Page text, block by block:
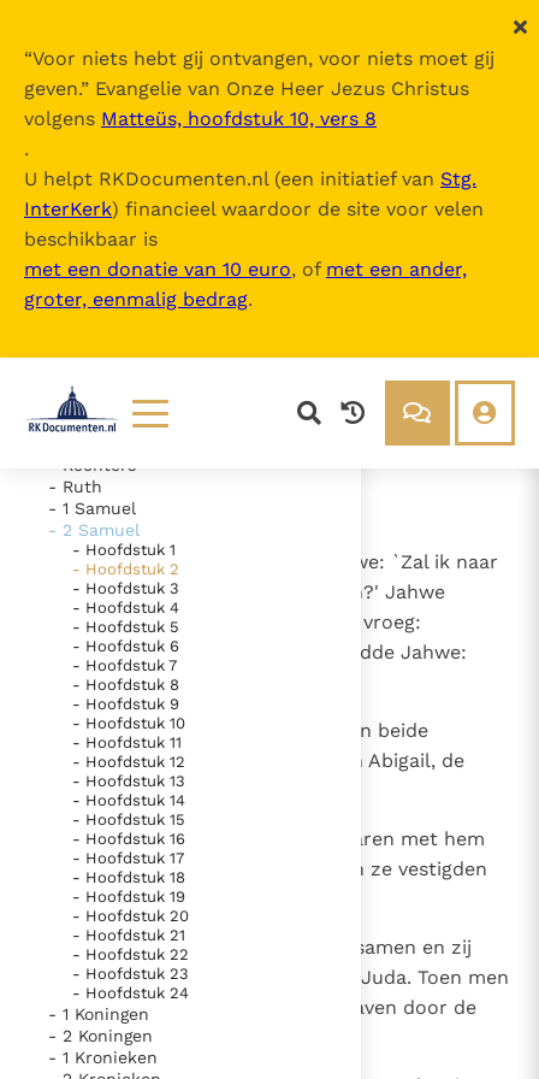
“Voor niets hebt gij ontvangen, voor niets moet gij
geven.” Evangelie van Onze Heer Jezus Christus
volgens Matteüs, hoofdstuk 10, vers 8
.
U helpt RKDocumenten.nl (een initiatief van Stg.
InterKerk) financieel waardoor de site voor velen
beschikbaar is
met een donatie van 10 euro, of met een ander,
groter, eenmalig bedrag.
Lezen
Documenten
Bijbel
Thema’s
Berichten
Denzinger
Over ons
Gebruiksvoorwaarden
Nieuwste Documenten
5. Het gebed van de Kerk
In Christus wordt onze honger vervuld
Leer de kostbare parel van Gods koninkrijk te
herkennen
Gods Koninkrijk groeit stilletjes door liefde, niet door
dwang
De mystiek. De mystieke verschijnselen en de
heiligheid
Berichten
Het Vaticaan publiceert een nieuwe Latijnse uitgave
van het Romeins martyrologium
Vaticaanse financiële waakhond verliest autonomie
Paus spreekt het Wereldvoedselprogramma toe
De Bijbel
Inhoudsopgave
uitklappen
- Oude Testament
- Exodus
- Numeri
- Deuteronomium
- Rechters
- Ruth
- 1 Samuel
- 2 Samuel
- Hoofdstuk 1
- Hoofdstuk 2
- Hoofdstuk 3
- Hoofdstuk 4
- Hoofdstuk 5
- Hoofdstuk 6
- Hoofdstuk 7
- Hoofdstuk 8
- Hoofdstuk 9
- Hoofdstuk 10
- Hoofdstuk 11
- Hoofdstuk 12
- Hoofdstuk 13
- Hoofdstuk 14
- Hoofdstuk 15
- Hoofdstuk 16
- Hoofdstuk 17
- Hoofdstuk 18
- Hoofdstuk 19
- Hoofdstuk 20
- Hoofdstuk 21
- Hoofdstuk 22
- Hoofdstuk 23
- Hoofdstuk 24
- 1 Koningen
- 2 Koningen
- 1 Kronieken
- Hoofdstuk 2
Na dit alles vroeg David aan Jahwe: `Zal ik naar
een van de steden van Juda gaan?' Jahwe
antwoordde: `Ga.' En toen David vroeg:
`Waarheen zal ik gaan?' antwoordde Jahwe:
`Naar Hebron.'
Daar ging David dus heen met zijn beide
vrouwen, Achinoam uit Jizreël en Abigail, de
vrouw van Nazabal, uit Karmel.
Hij liet de mannen die bij hem waren met hem
meegaan, ieder met zijn gezin, en ze vestigden
zich in de steden van Hebron.
Toen kwamen de Judeeërs daar samen en zij
zalfden er David tot koning over Juda. Toen men
David mededeelde: `Saul is begraven door de
mannen van Jabes in Gilead.'